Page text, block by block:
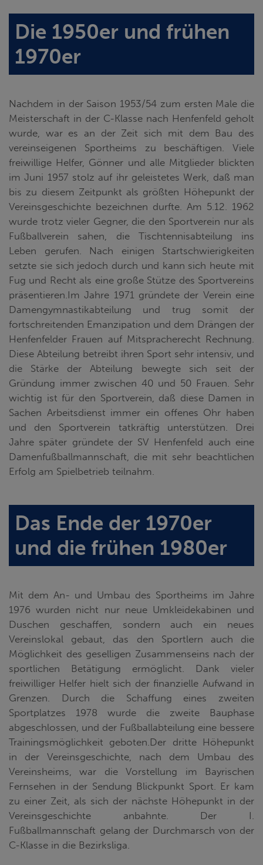
Die 1950er und frühen
1970er
Nachdem in der Saison 1953/54 zum ersten Male die
Meisterschaft in der C-Klasse nach Henfenfeld geholt
wurde, war es an der Zeit sich mit dem Bau des
vereinseigenen Sportheims zu beschäftigen. Viele
freiwillige Helfer, Gönner und alle Mitglieder blickten
im Juni 1957 stolz auf ihr geleistetes Werk, daß man
bis zu diesem Zeitpunkt als größten Höhepunkt der
Vereinsgeschichte bezeichnen durfte. Am 5.12. 1962
wurde trotz vieler Gegner, die den Sportverein nur als
Fußballverein sahen, die Tischtennisabteilung ins
Leben gerufen. Nach einigen Startschwierigkeiten
setzte sie sich jedoch durch und kann sich heute mit
Fug und Recht als eine große Stütze des Sportvereins
präsentieren.Im Jahre 1971 gründete der Verein eine
Damengymnastikabteilung und trug somit der
fortschreitenden Emanzipation und dem Drängen der
Henfenfelder Frauen auf Mitspracherecht Rechnung.
Diese Abteilung betreibt ihren Sport sehr intensiv, und
die Stärke der Abteilung bewegte sich seit der
Gründung immer zwischen 40 und 50 Frauen. Sehr
wichtig ist für den Sportverein, daß diese Damen in
Sachen Arbeitsdienst immer ein offenes Ohr haben
und den Sportverein tatkräftig unterstützen. Drei
Jahre später gründete der SV Henfenfeld auch eine
Damenfußballmannschaft, die mit sehr beachtlichen
Erfolg am Spielbetrieb teilnahm.
Das Ende der 1970er
und die frühen 1980er
Mit dem An- und Umbau des Sportheims im Jahre
1976 wurden nicht nur neue Umkleidekabinen und
Duschen geschaffen, sondern auch ein neues
Vereinslokal gebaut, das den Sportlern auch die
Möglichkeit des geselligen Zusammenseins nach der
sportlichen Betätigung ermöglicht. Dank vieler
freiwilliger Helfer hielt sich der finanzielle Aufwand in
Grenzen. Durch die Schaffung eines zweiten
Sportplatzes 1978 wurde die zweite Bauphase
abgeschlossen, und der Fußballabteilung eine bessere
Trainingsmöglichkeit geboten.Der dritte Höhepunkt
in der Vereinsgeschichte, nach dem Umbau des
Vereinsheims, war die Vorstellung im Bayrischen
Fernsehen in der Sendung Blickpunkt Sport. Er kam
zu einer Zeit, als sich der nächste Höhepunkt in der
Vereinsgeschichte anbahnte. Der I.
Fußballmannschaft gelang der Durchmarsch von der
C-Klasse in die Bezirksliga.